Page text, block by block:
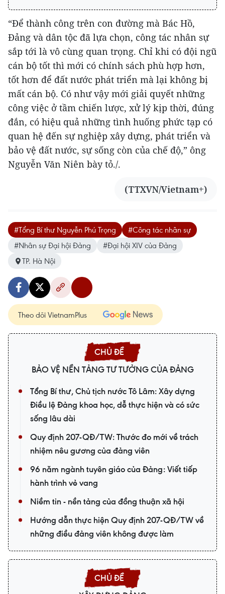
“Để thành công trên con đường mà Bác Hồ,
Đảng và dân tộc đã lựa chọn, công tác nhân sự
sắp tới là vô cùng quan trọng. Chỉ khi có đội ngũ
cán bộ tốt thì mới có chính sách phù hợp hơn,
tốt hơn để đất nước phát triển mà lại không bị
mất cán bộ. Có như vậy mới giải quyết những
công việc ở tầm chiến lược, xử lý kịp thời, đúng
đắn, có hiệu quả những tình huống phức tạp có
quan hệ đến sự nghiệp xây dựng, phát triển và
bảo vệ đất nước, sự sống còn của chế độ,” ông
Nguyễn Văn Niên bày tỏ./.
(TTXVN/Vietnam+)
#Tổng Bí thư Nguyễn Phú Trọng
#Công tác nhân sự
#Nhân sự Đại hội Đảng
#Đại hội XIV của Đảng
TP. Hà Nội
Theo dõi VietnamPlus
BẢO VỆ NỀN TẢNG TƯ TƯỞNG CỦA ĐẢNG
Tổng Bí thư, Chủ tịch nước Tô Lâm: Xây dựng
Điều lệ Đảng khoa học, dễ thực hiện và có sức
sống lâu dài
Quy định 207-QĐ/TW: Thước đo mới về trách
nhiệm nêu gương của đảng viên
96 năm ngành tuyên giáo của Đảng: Viết tiếp
hành trình vẻ vang
Niềm tin - nền tảng của đồng thuận xã hội
Hướng dẫn thực hiện Quy định 207-QĐ/TW về
những điều đảng viên không được làm